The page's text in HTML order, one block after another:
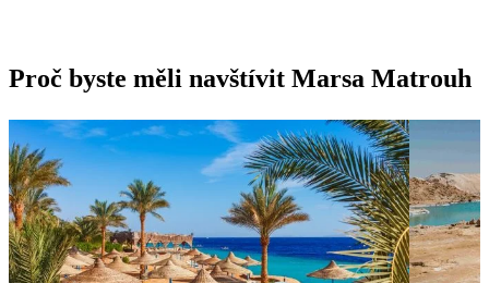
Proč byste měli navštívit Marsa Matrouh